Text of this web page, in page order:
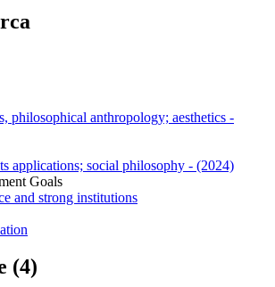
philosophical anthropology; aesthetics -
applications; social philosophy - (2024)
Goals
and strong institutions
(4)